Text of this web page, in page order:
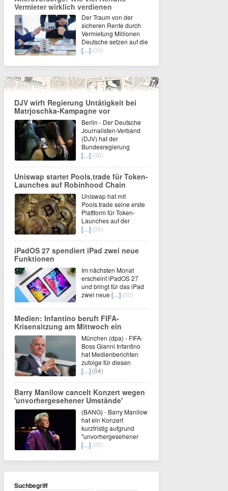
Vermieter wirklich verdienen
Der Traum von der
sicheren Rente durch
Vermietung Millionen
Deutsche setzen auf die
[…] (00)
DJV wirft Regierung Untätigkeit bei
Matrjoschka-Kampagne vor
Berlin - Der Deutsche
Journalisten-Verband
(DJV) hat der
Bundesregierung
[…] (00)
Uniswap startet Pools.trade für Token-
Launches auf Robinhood Chain
Uniswap hat mit
Pools.trade seine erste
Plattform für Token-
Launches auf der
[…] (00)
iPadOS 27 spendiert iPad zwei neue
Funktionen
Im nächsten Monat
erscheint iPadOS 27
und bringt für das iPad
zwei neue […] (00)
Medien: Infantino beruft FIFA-
Krisensitzung am Mittwoch ein
München (dpa) - FIFA-
Boss Gianni Infantino
hat Medienberichten
zufolge für diesen
[…] (04)
Barry Manilow cancelt Konzert wegen
'unvorhergesehener Umstände'
(BANG) - Barry Manilow
hat ein Konzert
kurzfristig aufgrund
"unvorhergesehener
[…] (00)
Suchbegriff